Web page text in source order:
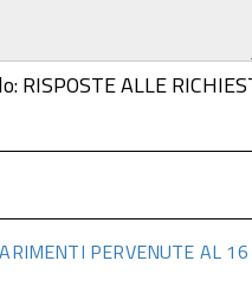
ALLE
PERVENUTE AL 16